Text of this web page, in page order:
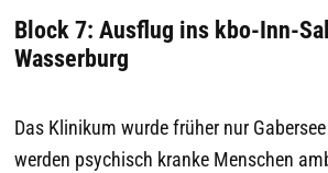
Block 7: Ausflug ins kbo-Inn-
Wasserburg
Das Klinikum wurde früher nur
werden psychisch kranke Menschen